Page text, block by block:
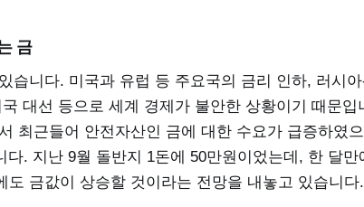
금
습니다. 미국과 유럽 등 주요국의 금리 인하, 러시
대선 등으로 세계 경제가 불안한 상황이기 때문입
최근들어 안전자산인 금에 대한 수요가 급증하였
다. 지난 9월 돌반지 1돈에 50만원이었는데, 한 달만
도 금값이 상승할 것이라는 전망을 내놓고 있습니다.